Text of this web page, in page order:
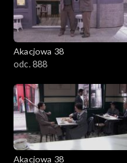
Akacjowa 38
odc. 888
Akacjowa 38